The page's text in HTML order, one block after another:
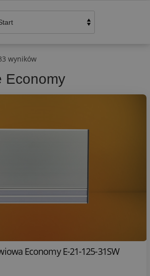
wyników
Economy
Economy E-21-125-31SW